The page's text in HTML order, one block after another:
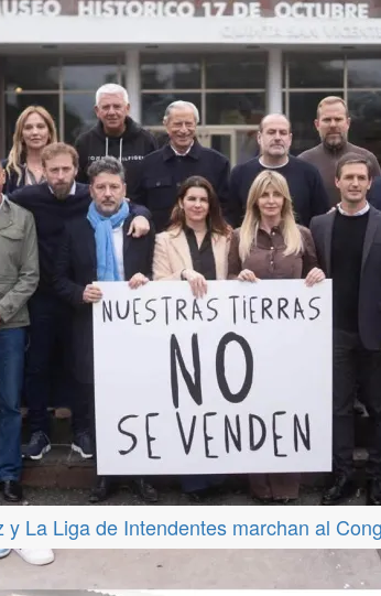
y La Liga de Intendentes marchan al